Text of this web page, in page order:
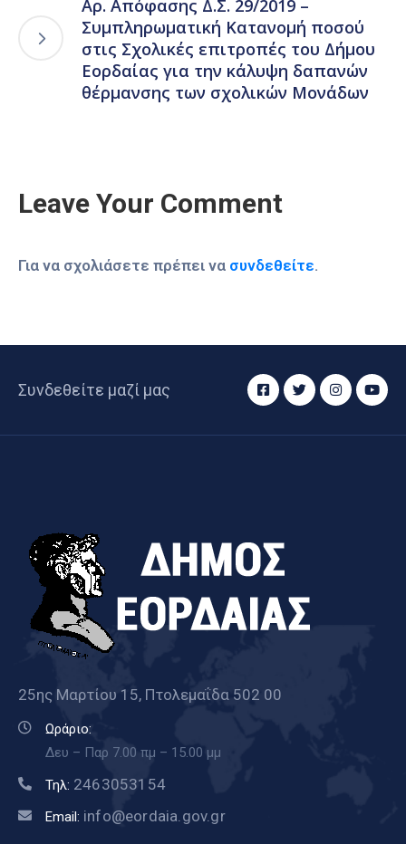
Αρ. Απόφασης Δ.Σ. 29/2019 –
Συμπληρωματική Κατανομή ποσού
στις Σχολικές επιτροπές του Δήμου
Εορδαίας για την κάλυψη δαπανών
θέρμανσης των σχολικών Μονάδων
Leave Your Comment
Για να σχολιάσετε πρέπει να συνδεθείτε.
Συνδεθείτε μαζί μας
25ης Μαρτίου 15, Πτολεμαΐδα 502 00
Ωράριο:
Δευ – Παρ 7.00 πμ – 15.00 μμ
Τηλ: 2463053154
Email: info@eordaia.gov.gr